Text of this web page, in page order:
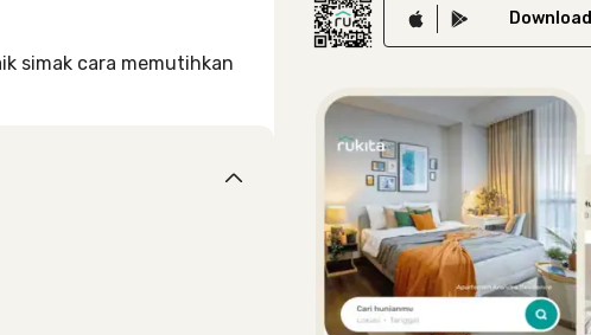
simak cara memutihkan
Download